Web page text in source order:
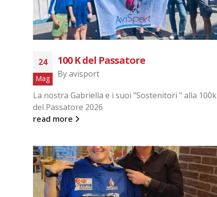
24
Mag
100 K del Passatore
Byavisport
La nostra Gabriella e i suoi "Sostenitori " alla 100k
del Passatore 2026
read more